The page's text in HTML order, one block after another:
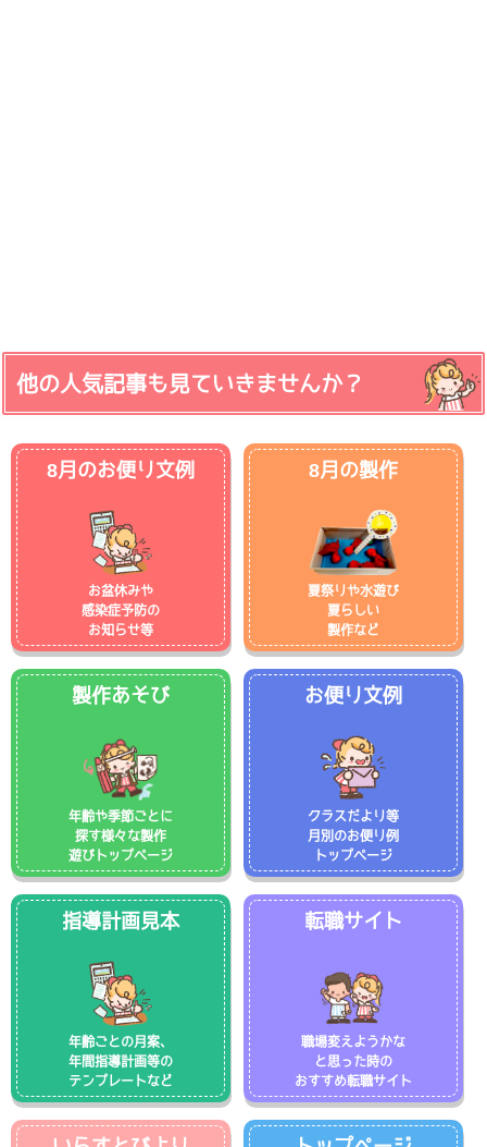
他の人気記事も見ていきませんか？
8月のお便り文例
お盆休みや
感染症予防の
お知らせ等
8月の製作
夏祭りや水遊び
夏らしい
製作など
製作あそび
年齢や季節ごとに
探す様々な製作
遊びトップページ
お便り文例
クラスだより等
月別のお便り例
トップページ
指導計画見本
年齢ごとの月案、
年間指導計画等の
テンプレートなど
転職サイト
職場変えようかな
と思った時の
おすすめ転職サイト